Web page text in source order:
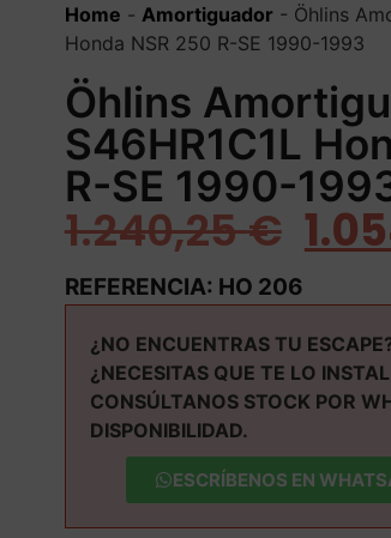
Home - Amortiguador - Öhlins
Honda NSR 250 R-SE 1990-1993
Öhlins
S46HR1C1L
R-SE 1990-
1.240,25€
REFERENCIA: HO 206
¿NO ENCUENTRAS TU
¿NECESITAS QUE TE LO
CONSÚLTANOS STOCK POR
DISPONIBILIDAD.
ESCRÍBENOS EN